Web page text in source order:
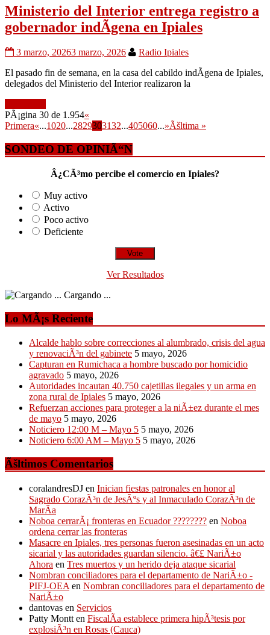
Ministerio del Interior entrega registro a
gobernador indÃ­gena en Ipiales
3 marzo, 20263 marzo, 2026
Radio Ipiales
El pasado fin de semana, en la casa del cabildo indÃ­gena de Ipiales,
delegados del Ministerio del Interior realizaron la
PÃ¡gina 30 de 1.954«
Primera«...1020...2829303132...405060...»Ãšltima »
SONDEO DE OPINIÃ“N
Â¿CÃ³mo percibe el comercio en Ipiales?
Muy activo
Activo
Poco activo
Deficiente
Ver Resultados
Cargando ...
Lo MÃ¡s Reciente
Alcalde hablo sobre correcciones al alumbrado, crisis del agua
y renovaciÃ³n del gabinete 5 mayo, 2026
Capturan en Rumichaca a hombre buscado por homicidio
agravado 5 mayo, 2026
Autoridades incautan 40.750 cajetillas ilegales y un arma en
zona rural de Ipiales 5 mayo, 2026
Refuerzan acciones para proteger a la niÃ±ez durante el mes
de mayo 5 mayo, 2026
Noticiero 12:00 M – Mayo 5 5 mayo, 2026
Noticiero 6:00 AM – Mayo 5 5 mayo, 2026
Ãšltimos Comentarios
coralandresDJ en Inician fiestas patronales en honor al
Sagrado CorazÃ³n de JesÃºs y al Inmaculado CorazÃ³n de
MarÃ­a
Noboa cerrarÃ¡ fronteras en Ecuador ???????? en Noboa
ordena cerrar las fronteras
Masacre en Ipiales, tres personas fueron asesinadas en un acto
sicarial y las autoridades guardan silencio. â€£ NariÃ±o
Ahora en Tres muertos y un herido deja ataque sicarial
Nombran conciliadores para el departamento de NariÃ±o -
PIFJ-OEA en Nombran conciliadores para el departamento de
NariÃ±o
dantovas en Servicios
Patty Montt en FiscalÃ­a establece primera hipÃ³tesis por
explosiÃ³n en Rosas (Cauca)